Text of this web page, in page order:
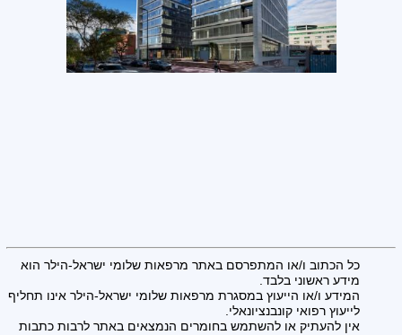
כל הכתוב ו/או המתפרסם באתר מרפאות שלומי ישראל-הילר הוא
מידע ראשוני בלבד.
המידע ו/או הייעוץ במסגרת מרפאות שלומי ישראל-הילר אינו תחליף
לייעוץ רפואי קונבנציונאלי.
אין להעתיק או להשתמש בחומרים הנמצאים באתר לרבות כתבות